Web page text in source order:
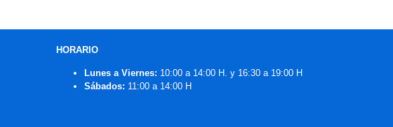
HORARIO
Lunes a Viernes: 10:00 a 14:00 H. y 16:30 a 19:00 H
Sábados: 11:00 a 14:00 H